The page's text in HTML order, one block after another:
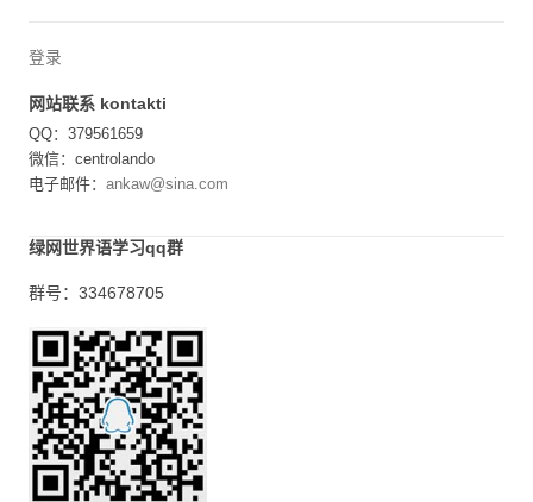
登录
网站联系 kontakti
QQ：379561659
微信：centrolando
电子邮件： ankaw@sina.com
绿网世界语学习qq群
群号：334678705